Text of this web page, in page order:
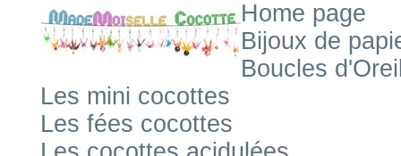
Home page
Bijoux de
Boucles
Les mini cocottes
Les fées cocottes